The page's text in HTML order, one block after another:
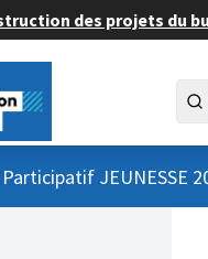
des projets du
JEUNESSE